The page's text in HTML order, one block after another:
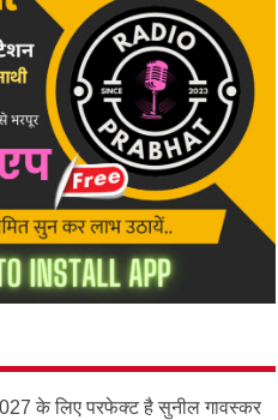
के लिए परफेक्ट है सुनील गावस्कर